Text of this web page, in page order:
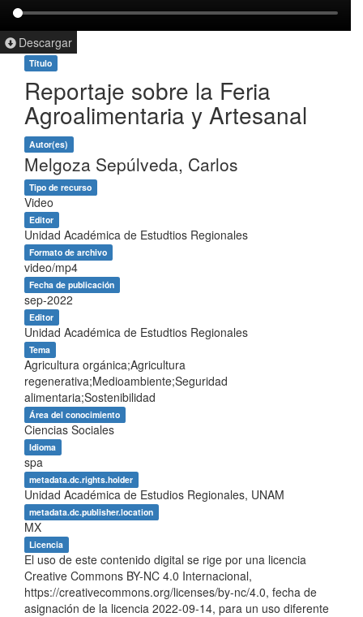
Descargar
Título
Reportaje sobre la Feria
Agroalimentaria y Artesanal
Autor(es)
Melgoza Sepúlveda, Carlos
Tipo de recurso
Video
Editor
Unidad Académica de Estudtios Regionales
Formato de archivo
video/mp4
Fecha de publicación
sep-2022
Editor
Unidad Académica de Estudtios Regionales
Tema
Agricultura orgánica;Agricultura
regenerativa;Medioambiente;Seguridad
alimentaria;Sostenibilidad
Área del conocimiento
Ciencias Sociales
Idioma
spa
metadata.dc.rights.holder
Unidad Académica de Estudios Regionales, UNAM
metadata.dc.publisher.location
MX
Licencia
El uso de este contenido digital se rige por una licencia
Creative Commons BY-NC 4.0 Internacional,
https://creativecommons.org/licenses/by-nc/4.0, fecha de
asignación de la licencia 2022-09-14, para un uso diferente